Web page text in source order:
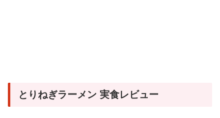
とりねぎラーメン 実食レビュー